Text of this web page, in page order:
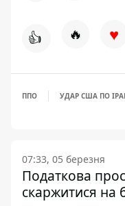
👍 🔥 ♥
ППО УДАР США ПО
07:33, 05 березня
Податкова
скаржитися на